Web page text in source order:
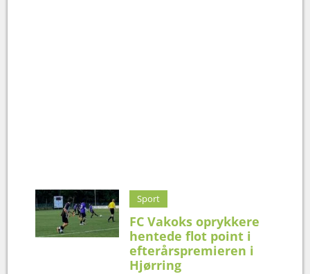
Sport
FC Vakoks oprykkere
hentede flot point i
efterårspremieren i
Hjørring